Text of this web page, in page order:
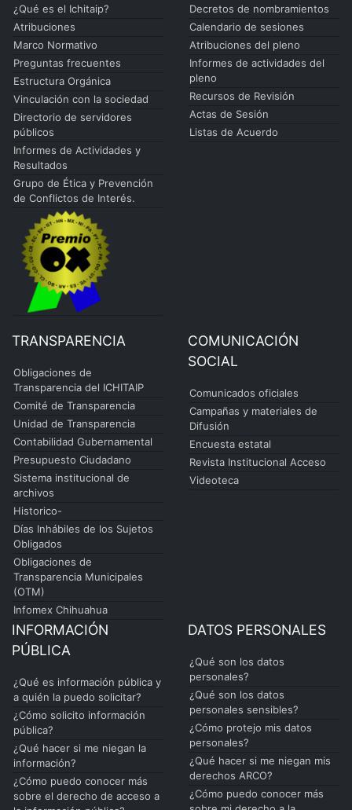
¿Qué es el Ichitaip?
Atribuciones
Marco Normativo
Preguntas frecuentes
Estructura Orgánica
Vinculación con la sociedad
Directorio de servidores
públicos
Informes de Actividades y
Resultados
Grupo de Ética y Prevención
de Conflictos de Interés.
Decretos de nombramientos
Calendario de sesiones
Atribuciones del pleno
Informes de actividades del
pleno
Recursos de Revisión
Actas de Sesión
Listas de Acuerdo
TRANSPARENCIA
Obligaciones de
Transparencia del ICHITAIP
Comité de Transparencia
Unidad de Transparencia
Contabilidad Gubernamental
Presupuesto Ciudadano
Sistema institucional de
archivos
Historico-
Días Inhábiles de los Sujetos
Obligados
Obligaciones de
Transparencia Municipales
(OTM)
Infomex Chihuahua
COMUNICACIÓN
SOCIAL
Comunicados oficiales
Campañas y materiales de
Difusión
Encuesta estatal
Revista Institucional Acceso
Videoteca
INFORMACIÓN
PÚBLICA
¿Qué es información pública y
a quién la puedo solicitar?
¿Cómo solicito información
pública?
¿Qué hacer si me niegan la
información?
¿Cómo puedo conocer más
sobre el derecho de acceso a
DATOS PERSONALES
¿Qué son los datos
personales?
¿Qué son los datos
personales sensibles?
¿Cómo protejo mis datos
personales?
¿Qué hacer si me niegan mis
derechos ARCO?
¿Cómo puedo conocer más